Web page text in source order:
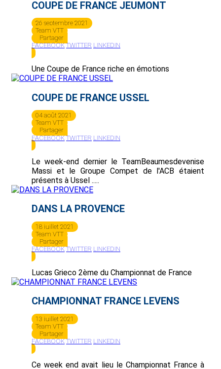
COUPE DE FRANCE JEUMONT
26 septembre 2021
Team VTT
Partager
FACEBOOK TWITTER LINKEDIN
Une Coupe de France riche en émotions
COUPE DE FRANCE USSEL
04 août 2021
Team VTT
Partager
FACEBOOK TWITTER LINKEDIN
Le week-end dernier le TeamBeaumesdevenise
Massi et le Groupe Compet de l'ACB étaient
présents à Ussel .....
DANS LA PROVENCE
18 juillet 2021
Team VTT
Partager
FACEBOOK TWITTER LINKEDIN
Lucas Grieco 2ème du Championnat de France
CHAMPIONNAT FRANCE LEVENS
13 juillet 2021
Team VTT
Partager
FACEBOOK TWITTER LINKEDIN
Ce week end avait lieu le Championnat France à